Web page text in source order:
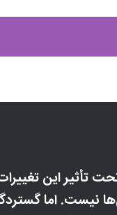
تأثیر این تغییرات
نیست. اما